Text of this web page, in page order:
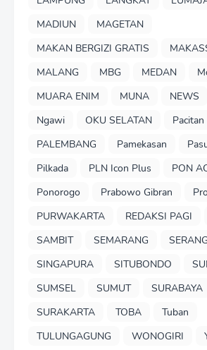
MADIUN
MAGETAN
MAKAN BERGIZI GRATIS
MALANG
MBG MEDAN
MUARA ENIM
MUNA NEWS
Ngawi
OKU SELATAN
Pacitan
PALEMBANG
Pamekasan
Pilkada
PLN Icon Plus
PON
Ponorogo
Prabowo Gibran
PURWAKARTA
REDAKSI PAGI
SAMBIT
SEMARANG SERANG
SINGAPURA
SITUBONDO
SUMSEL
SUMUT
SURABAYA
SURAKARTA
TOBA
Tuban
TULUNGAGUNG
WONOGIRI